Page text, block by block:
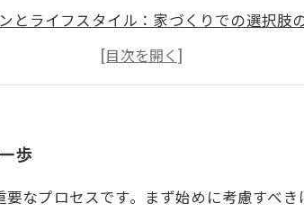
とライフスタイル：家づくりでの選択肢
階の成功の秘訣：実現可能性と品質を両立さ
アで個性を表現：理想の家づくりの仕上
が完成！家族の夢が現実に：新たな生活の
歩
なプロセスです。まず始めに考慮すべ